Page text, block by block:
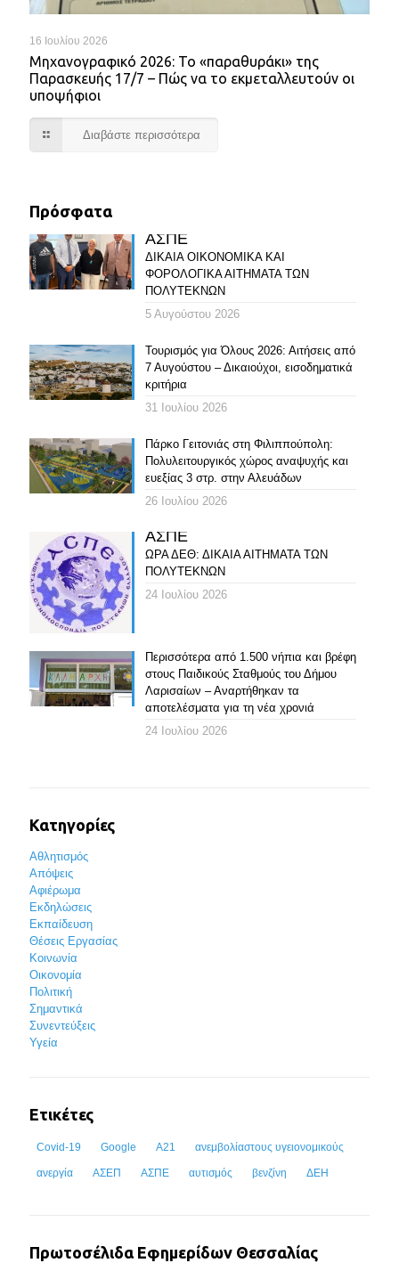
16 Ιουλίου 2026
Mηχανογραφικό 2026: Το «παραθυράκι» της
Παρασκευής 17/7 – Πώς να το εκμεταλλευτούν οι
υποψήφιοι
Διαβάστε περισσότερα
Πρόσφατα
ΑΣΠΕ
ΔΙΚΑΙΑ ΟΙΚΟΝΟΜΙΚΑ ΚΑΙ
ΦΟΡΟΛΟΓΙΚΑ ΑΙΤΗΜΑΤΑ ΤΩΝ
ΠΟΛΥΤΕΚΝΩΝ
5 Αυγούστου 2026
Τουρισμός για Όλους 2026: Αιτήσεις από
7 Αυγούστου – Δικαιούχοι, εισοδηματικά
κριτήρια
31 Ιουλίου 2026
Πάρκο Γειτονιάς στη Φιλιππούπολη:
Πολυλειτουργικός χώρος αναψυχής και
ευεξίας 3 στρ. στην Αλευάδων
26 Ιουλίου 2026
ΑΣΠΕ
ΩΡΑ ΔΕΘ: ΔΙΚΑΙΑ ΑΙΤΗΜΑΤΑ ΤΩΝ
ΠΟΛΥΤΕΚΝΩΝ
24 Ιουλίου 2026
Περισσότερα από 1.500 νήπια και βρέφη
στους Παιδικούς Σταθμούς του Δήμου
Λαρισαίων – Αναρτήθηκαν τα
αποτελέσματα για τη νέα χρονιά
24 Ιουλίου 2026
Κατηγορίες
Αθλητισμός
Απόψεις
Αφιέρωμα
Εκδηλώσεις
Εκπαίδευση
Θέσεις Εργασίας
Κοινωνία
Οικονομία
Πολιτική
Σημαντικά
Συνεντεύξεις
Υγεία
Ετικέτες
Covid-19 Google Α21 ανεμβολίαστους υγειονομικούς
ανεργία ΑΣΕΠ ΑΣΠΕ αυτισμός βενζίνη ΔΕΗ
Πρωτοσέλιδα Εφημερίδων Θεσσαλίας